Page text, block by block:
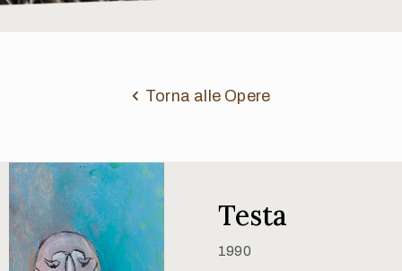
critici
Contatti
Torna alle Opere
Testa
1990